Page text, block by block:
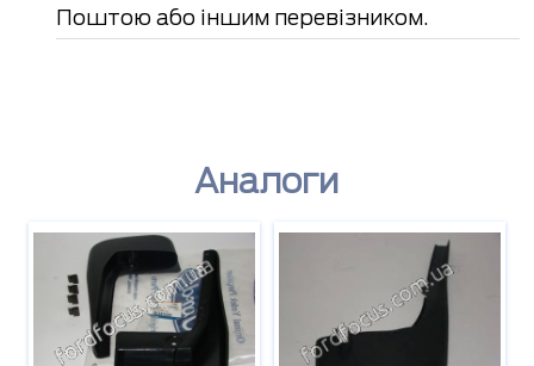
Поштою або іншим перевізником.
Аналоги